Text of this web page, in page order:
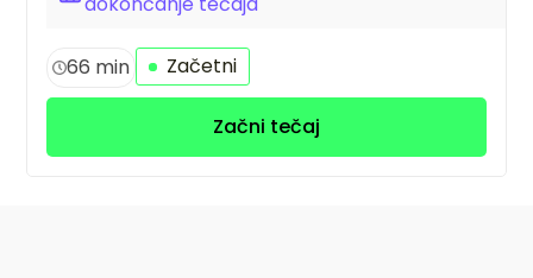
Začni tečaj
66 min Začetni